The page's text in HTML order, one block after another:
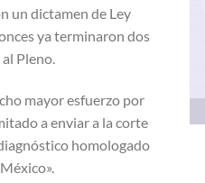
un dictamen de Ley
ya terminaron dos
Pleno.
mayor esfuerzo por
a enviar a la corte
homologado